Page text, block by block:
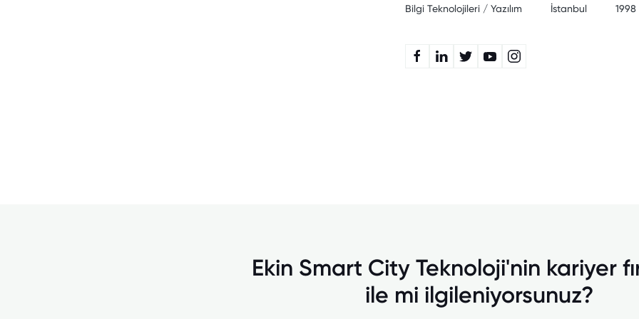
Bilgi Teknolojileri / Yazılım İstanbul 1998
Ekin Smart City Teknoloji'nin kariyer
ile mi ilgileniyorsunuz?